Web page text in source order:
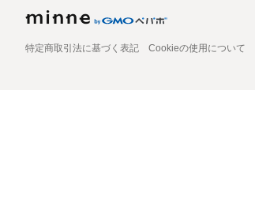
特定商取引法に基づく表記 Cookieの使用について